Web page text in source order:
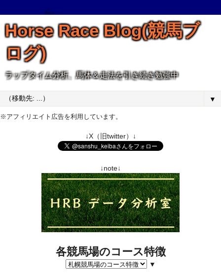
Horse Race Blog(競馬ブ
ログ)
ラップタイム分析、馬体＆走法を引き続き勉強中
▼
※アフィリエイト広告を利用しています。
↓X（旧twitter）↓
↓note↓
各競馬場のコース特徴
▼